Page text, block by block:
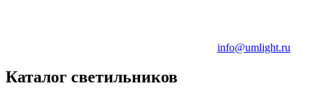
info@umlight.ru
Каталог светильников